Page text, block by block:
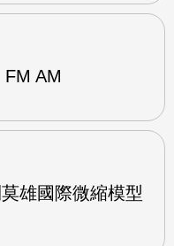
AM
雄國際微縮模型